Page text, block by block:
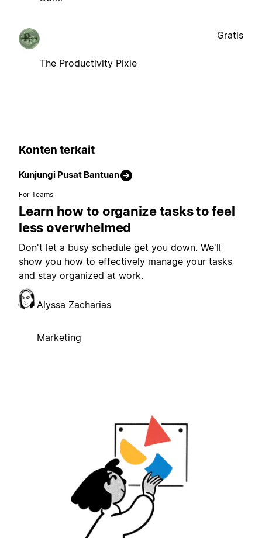
The Productivity Pixie
Gratis
Konten terkait
Kunjungi Pusat Bantuan
For Teams
Learn how to organize tasks to feel
less overwhelmed
Don't let a busy schedule get you down. We'll
show you how to effectively manage your tasks
and stay organized at work.
Alyssa Zacharias
Marketing